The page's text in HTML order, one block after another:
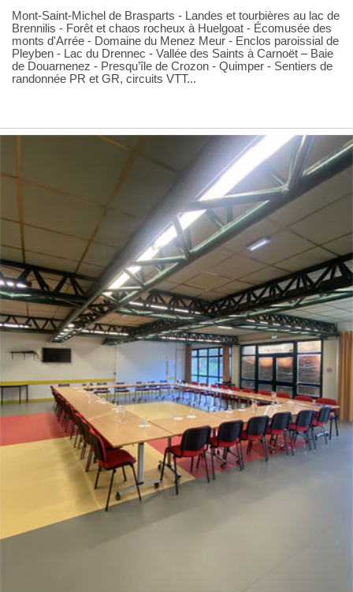
Mont-Saint-Michel de Brasparts - Landes et tourbières au lac de
Brennilis - Forêt et chaos rocheux à Huelgoat - Écomusée des
monts d'Arrée - Domaine du Menez Meur - Enclos paroissial de
Pleyben - Lac du Drennec - Vallée des Saints à Carnoët – Baie
de Douarnenez - Presqu’île de Crozon - Quimper - Sentiers de
randonnée PR et GR, circuits VTT...